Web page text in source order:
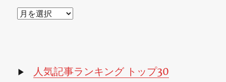
ア
ブ
▶ 人気記事ランキング トップ30